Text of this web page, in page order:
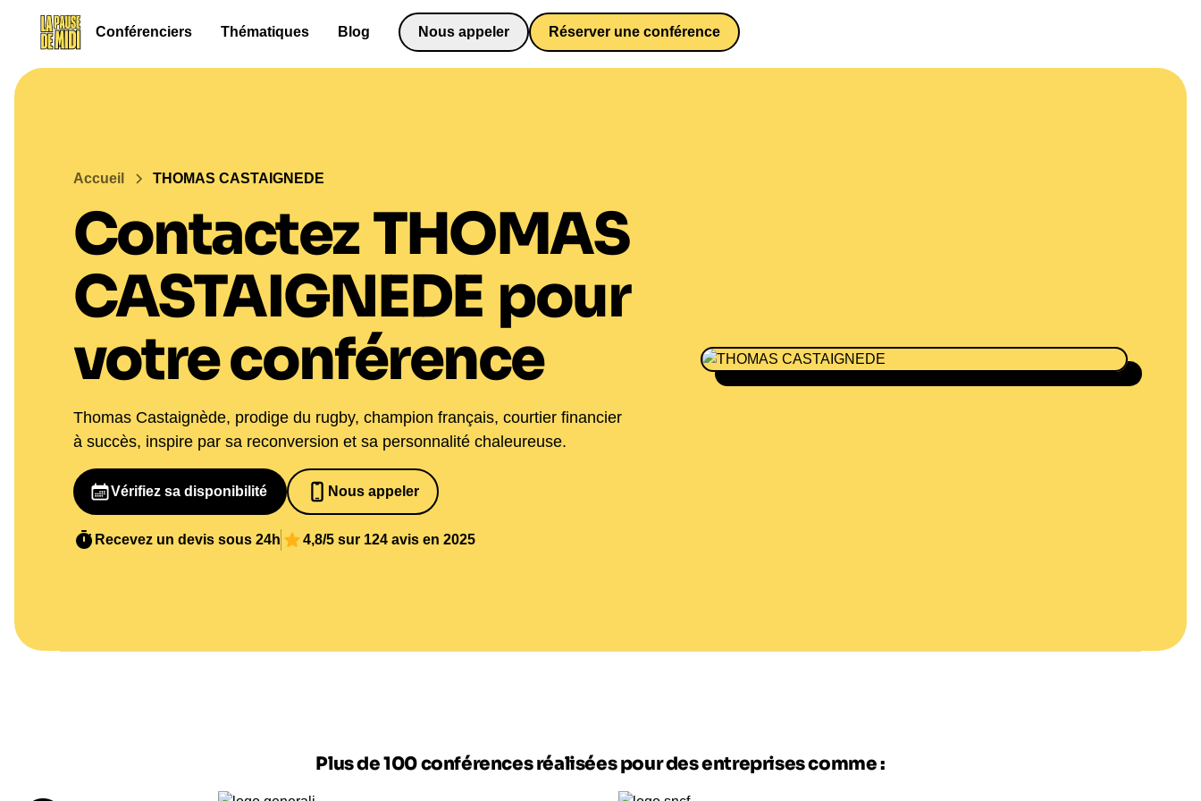
Conférenciers Thématiques Blog
Nous appeler
0652698481
Réserver une conférence
Accueil THOMAS CASTAIGNEDE
Contactez THOMAS
CASTAIGNEDE pour
votre conférence
Thomas Castaignède, prodige du rugby, champion français, courtier financier
à succès, inspire par sa reconversion et sa personnalité chaleureuse.
Vérifiez sa disponibilité
Nous appeler
0652698481
Recevez un devis sous 24h
4,8/5 sur 124 avis en 2025
Plus de 100 conférences réalisées pour des entreprises comme :